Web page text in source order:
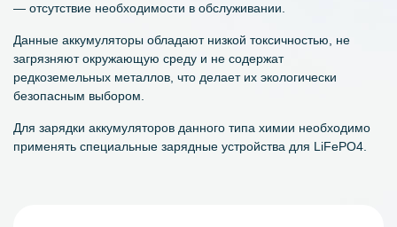
— отсутствие необходимости в обслуживании.
Данные аккумуляторы обладают низкой токсичностью, не
загрязняют окружающую среду и не содержат
редкоземельных металлов, что делает их экологически
безопасным выбором.
Для зарядки аккумуляторов данного типа химии необходимо
применять специальные зарядные устройства для LiFePO4.